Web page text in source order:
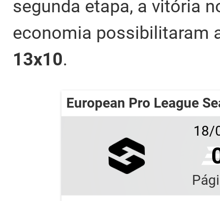
segunda etapa, a vitória
economia possibilitaram
13x10.
European Pro League
18/